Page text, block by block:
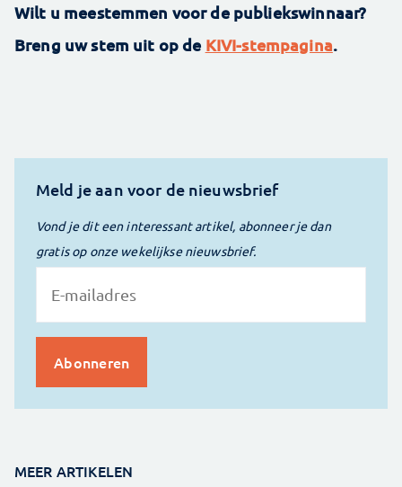
Wilt u meestemmen voor de publiekswinnaar?
Breng uw stem uit op de KIVI-stempagina.
Meld je aan voor de nieuwsbrief
Vond je dit een interessant artikel, abonneer je dan
gratis op onze wekelijkse nieuwsbrief.
MEER ARTIKELEN